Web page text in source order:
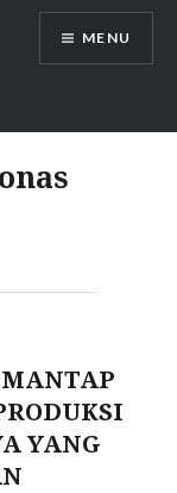
BENIH
MENU
YANG